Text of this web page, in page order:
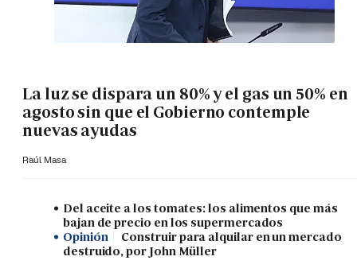
La luz se dispara un 80% y el gas un 50% en
agosto sin que el Gobierno contemple
nuevas ayudas
Raúl Masa
Del aceite a los tomates: los alimentos que más
bajan de precio en los supermercados
Opinión
Construir para alquilar en un mercado
destruido, por John Müller